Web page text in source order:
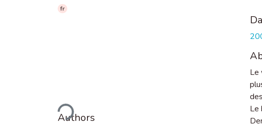
fr
Loading...
Authors
Le
Le